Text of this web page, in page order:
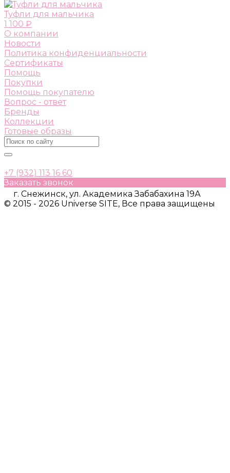
Туфли для мальчика
1 100 ₽
О компании
Новости
Политика конфиденциальности
Сертификаты
Помощь
Покупки
Помощь покупателю
Вопрос - ответ
Бренды
Коллекции
Готовые образы
+7 (932) 113 16 60
Заказать звонок
г. Снежинск, ул. Академика Забабахина 19А
© 2015 - 2026 Universe SITE, Все права защищены